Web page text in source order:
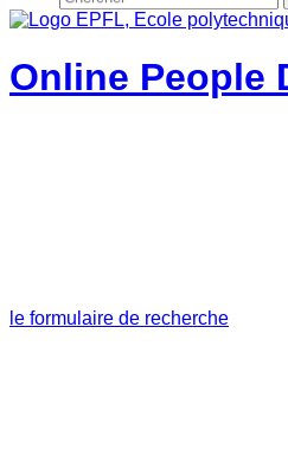
Online People
le formulaire de recherche